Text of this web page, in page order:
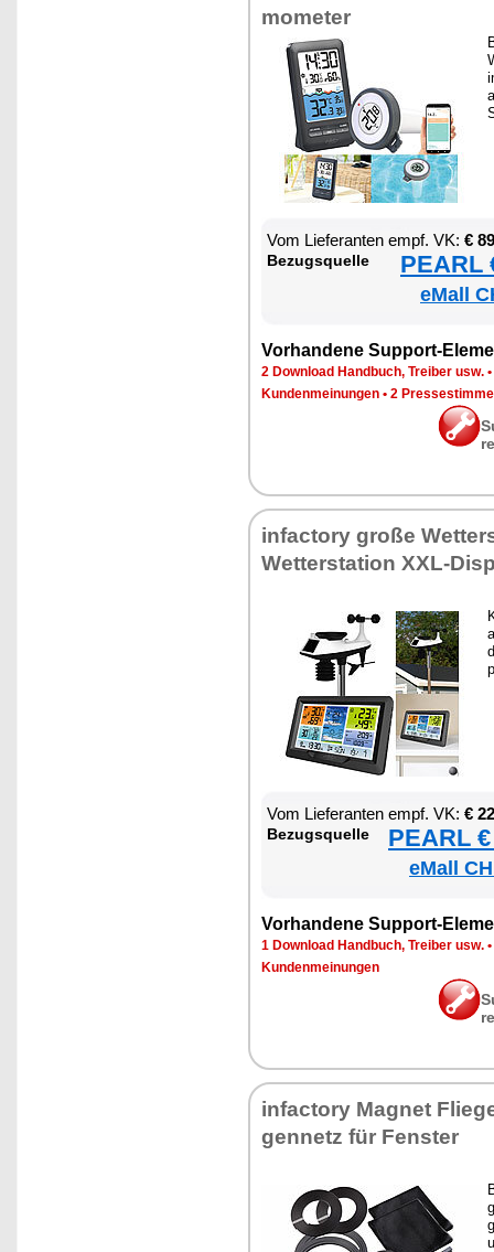
mo­me­ter
Vom Lie­fe­ran­ten empf. VK: €
Be­zugs­quel­le PEARL
eMall
Vor­han­de­ne Sup­port-
2 Down­load Hand­buch, Trei­ber usw. •
Kun­den­mei­nun­gen • 2
in­fac­to­ry gro­ße
Wet­ter­sta­ti­on XXL-
Vom Lie­fe­ran­ten empf. VK: €
Be­zugs­quel­le PEARL
eMall
Vor­han­de­ne Sup­port-
1 Down­load Hand­buch, Trei­ber usw. •
Kun­den­mei­nun­gen
in­fac­to­ry Ma­gnet
gen­netz für Fens­ter